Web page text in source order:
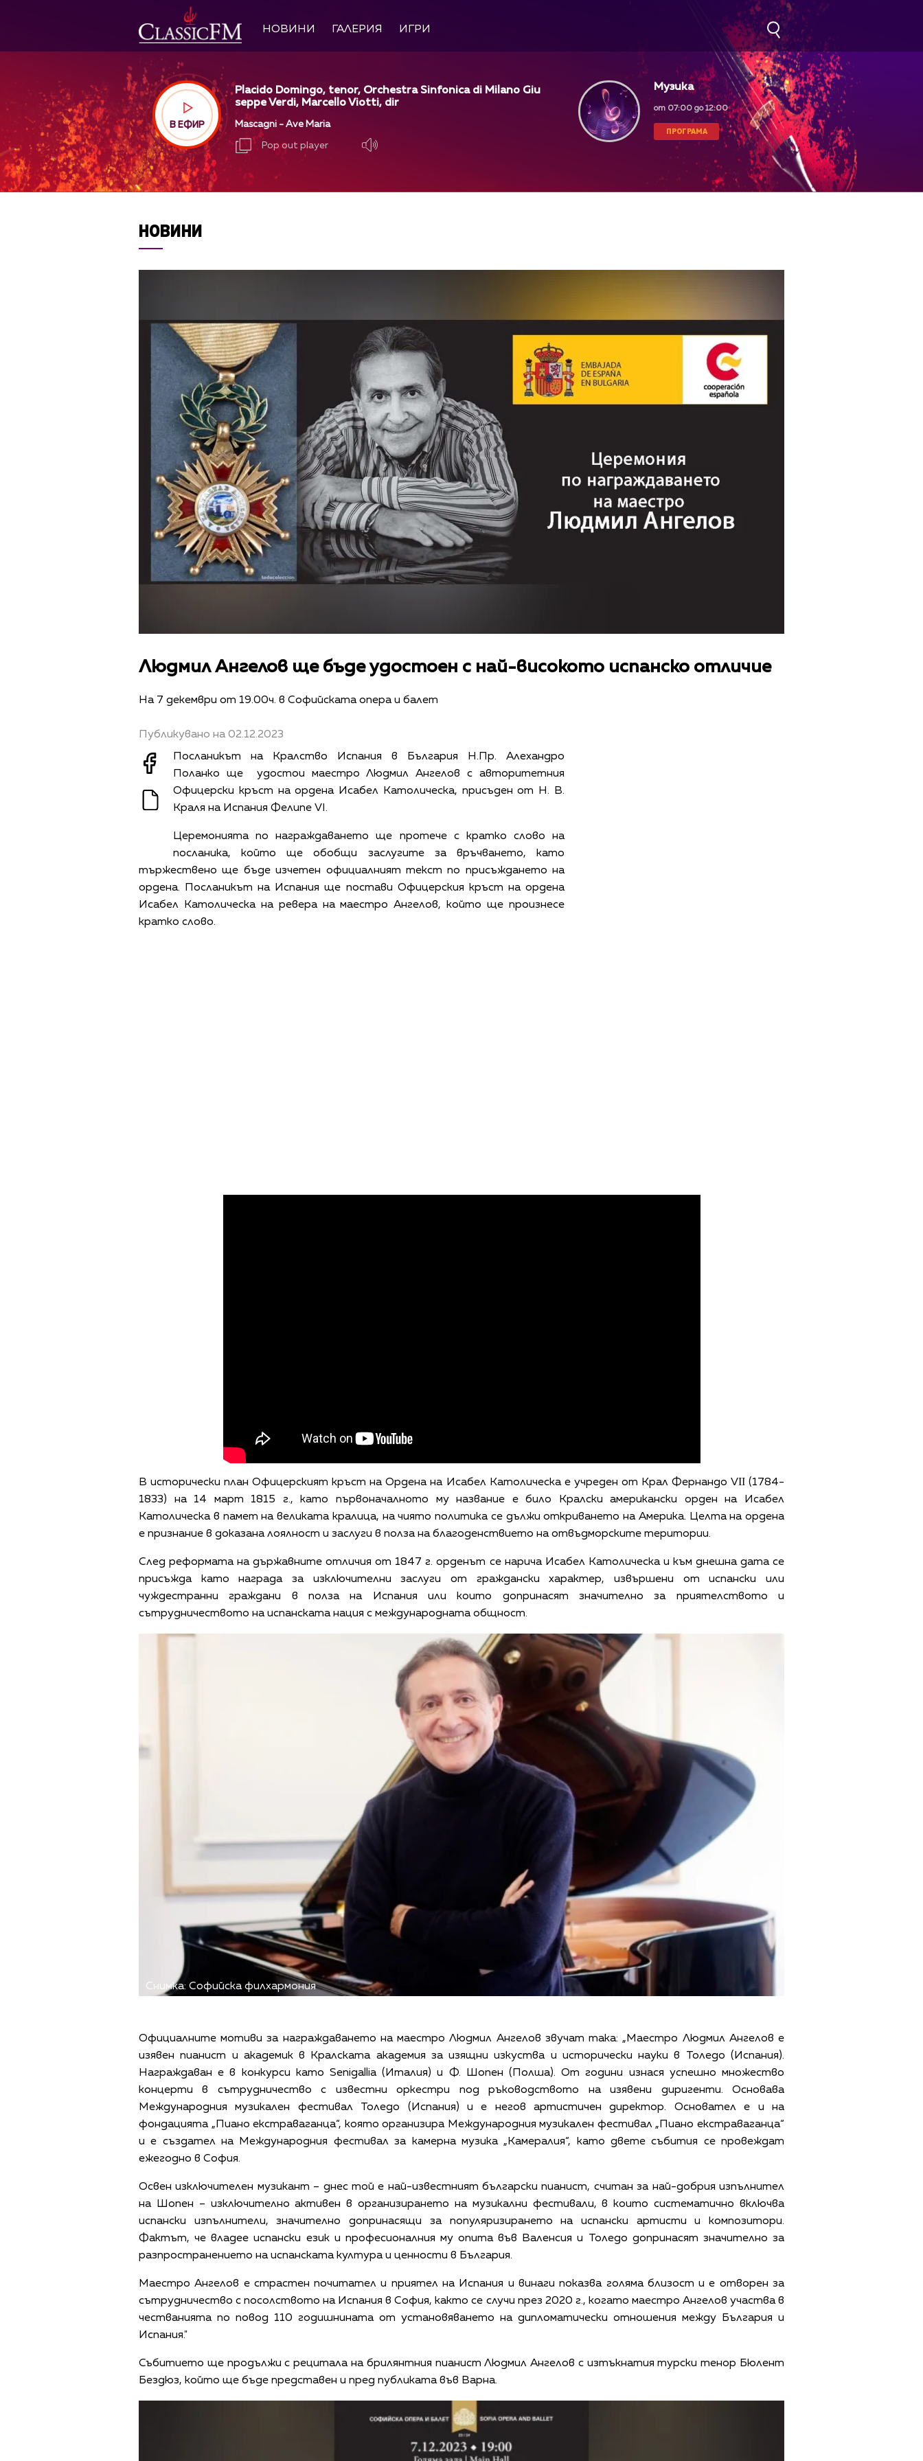
НОВИНИ ГАЛЕРИЯ ИГРИ
В ЕФИР
Placido Domingo, tenor, Orchestra Sinfonica di Milano Giu
seppe Verdi, Marcello Viotti, dir
Mascagni - Ave Maria
Pop out player
Музика
от 07:00 до 12:00
ПРОГРАМА
НОВИНИ
Людмил Ангелов ще бъде удостоен с най-високото испанско отличие
На 7 декември от 19.00ч. в Софийската опера и балет
Публикувано на 02.12.2023
Посланикът на Кралство Испания в България Н.Пр. Алехандро
Поланко ще удостои маестро Людмил Ангелов с авторитетния
Офицерски кръст на ордена Исабел Католическа, присъден от Н. В.
Краля на Испания Фелипе VI.
Церемонията по награждаването ще протече с кратко слово на
посланика, който ще обобщи заслугите за връчването, като
тържествено ще бъде изчетен официалният текст по присъждането на
ордена. Посланикът на Испания ще постави Офицерския кръст на ордена
Исабел Католическа на ревера на маестро Ангелов, който ще произнесе
кратко слово.
В исторически план Офицерският кръст на Ордена на Исабел Католическа е учреден от Крал Фернандо VІІ (1784-
1833) на 14 март 1815 г., като първоначалното му название е било Кралски американски орден на Исабел
Католическа в памет на великата кралица, на чиято политика се дължи откриването на Америка. Целта на ордена
е признание в доказана лоялност и заслуги в полза на благоденствието на отвъдморските територии.
След реформата на държавните отличия от 1847 г. орденът се нарича Исабел Католическа и към днешна дата се
присъжда като награда за изключителни заслуги от граждански характер, извършени от испански или
чуждестранни граждани в полза на Испания или които допринасят значително за приятелството и
сътрудничеството на испанската нация с международната общност.
Снимка: Софийска филхармония
Официалните мотиви за награждаването на маестро Людмил Ангелов звучат така: „Маестро Людмил Ангелов е
изявен пианист и академик в Кралската академия за изящни изкуства и исторически науки в Толедо (Испания).
Награждаван е в конкурси като Senigallia (Италия) и Ф. Шопен (Полша). От години изнася успешно множество
концерти в сътрудничество с известни оркестри под ръководството на изявени диригенти. Основава
Международния музикален фестивал Толедо (Испания) и е негов артистичен директор. Основател е и на
фондацията „Пиано екстраваганца“, която организира Международния музикален фестивал „Пиано екстраваганца“
и е създател на Международния фестивал за камерна музика „Камералия“, като двете събития се провеждат
ежегодно в София.
Освен изключителен музикант – днес той е най-известният български пианист, считан за най-добрия изпълнител
на Шопен – изключително активен в организирането на музикални фестивали, в които систематично включва
испански изпълнители, значително допринасящи за популяризирането на испански артисти и композитори.
Фактът, че владее испански език и професионалния му опита във Валенсия и Толедо допринасят значително за
разпространението на испанската култура и ценности в България.
Маестро Ангелов е страстен почитател и приятел на Испания и винаги показва голяма близост и е отворен за
сътрудничество с посолството на Испания в София, както се случи през 2020 г., когато маестро Ангелов участва в
честванията по повод 110 годишнината от установяването на дипломатически отношения между България и
Испания."
Събитието ще продължи с рецитала на брилянтния пианист Людмил Ангелов с изтъкнатия турски тенор Бюлент
Бездюз, който ще бъде представен и пред публиката във Варна.